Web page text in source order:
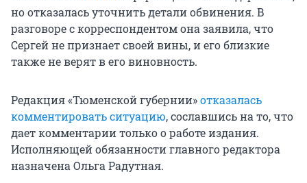
но отказалась уточнить детали обвинения. В
разговоре с корреспондентом она заявила, что
Сергей не признает своей вины, и его близкие
также не верят в его виновность.
Редакция «Тюменской губернии»отказалась
комментировать ситуацию, сославшись на то, что
дает комментарии только о работе издания.
Исполняющей обязанности главного редактора
назначена Ольга Радутная.